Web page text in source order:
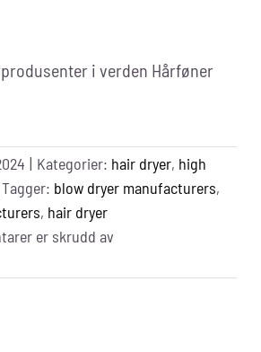
i verden Hårføner
| Kategorier: hair dryer, high
Tagger: blow dryer manufacturers,
, hair dryer
er skrudd av
10